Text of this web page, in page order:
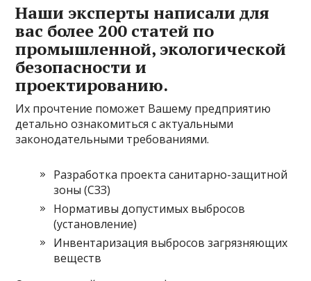
Наши эксперты написали для
вас более 200 статей по
промышленной, экологической
безопасности и
проектированию.
Их прочтение поможет Вашему предприятию
детально ознакомиться с актуальными
законодательными требованиями.
Разработка проекта санитарно-защитной
зоны (СЗЗ)
Нормативы допустимых выбросов
(установление)
Инвентаризация выбросов загрязняющих
веществ